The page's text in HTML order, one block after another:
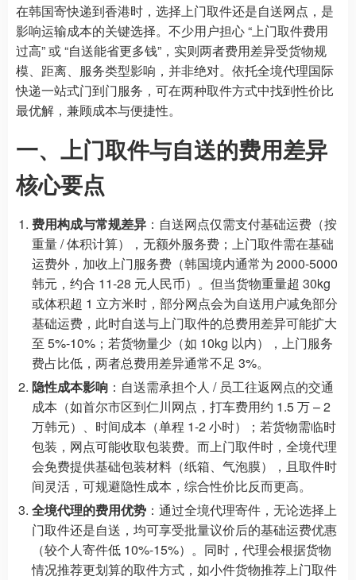
在韩国寄快递到香港时，选择上门取件还是自送网点，是
影响运输成本的关键选择。不少用户担心 “上门取件费用
过高” 或 “自送能省更多钱”，实则两者费用差异受货物规
模、距离、服务类型影响，并非绝对。依托全境代理国际
快递一站式门到门服务，可在两种取件方式中找到性价比
最优解，兼顾成本与便捷性。
一、上门取件与自送的费用差异
核心要点
费用构成与常规差异 ：自送网点仅需支付基础运费（按
重量 / 体积计算），无额外服务费；上门取件需在基础
运费外，加收上门服务费（韩国境内通常为 2000-5000
韩元，约合 11-28 元人民币）。但当货物重量超 30kg
或体积超 1 立方米时，部分网点会为自送用户减免部分
基础运费，此时自送与上门取件的总费用差异可能扩大
至 5%-10%；若货物量少（如 10kg 以内），上门服务
费占比低，两者总费用差异通常不足 3%。
隐性成本影响 ：自送需承担个人 / 员工往返网点的交通
成本（如首尔市区到仁川网点，打车费用约 1.5 万 – 2
万韩元）、时间成本（单程 1-2 小时）；若货物需临时
包装，网点可能收取包装费。而上门取件时，全境代理
会免费提供基础包装材料（纸箱、气泡膜），且取件时
间灵活，可规避隐性成本，综合性价比反而更高。
全境代理的费用优势 ：通过全境代理寄件，无论选择上
门取件还是自送，均可享受批量议价后的基础运费优惠
（较个人寄件低 10%-15%）。同时，代理会根据货物
情况推荐更划算的取件方式，如小件货物推荐上门取件